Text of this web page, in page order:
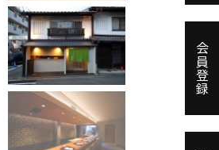
会員登録